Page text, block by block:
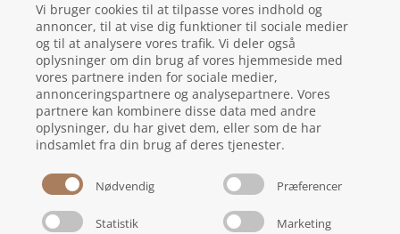
Vi bruger cookies til at tilpasse vores indhold og
annoncer, til at vise dig funktioner til sociale medier
og til at analysere vores trafik. Vi deler også
oplysninger om din brug af vores hjemmeside med
vores partnere inden for sociale medier,
annonceringspartnere og analysepartnere. Vores
partnere kan kombinere disse data med andre
oplysninger, du har givet dem, eller som de har
indsamlet fra din brug af deres tjenester.
Nødvendig Præferencer
Statistik Marketing
Bookingbetingelser
Skift cookie indstillinger